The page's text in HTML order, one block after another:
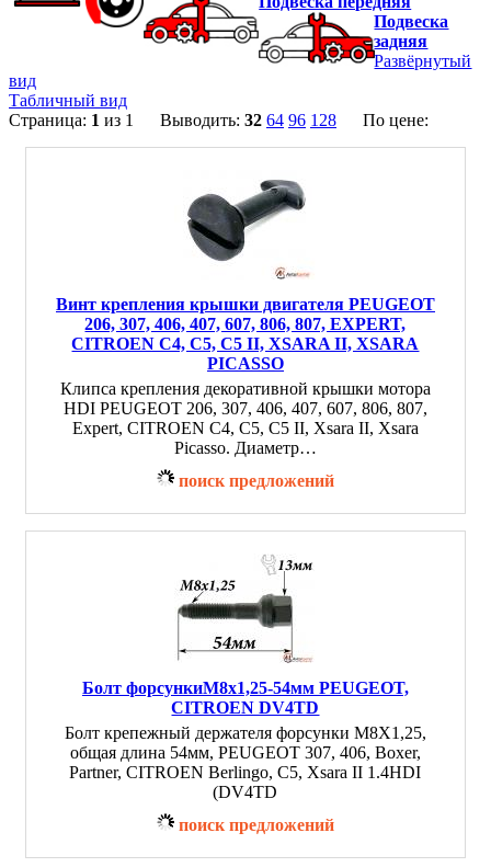
Подвеска
задняя
Развёрнутый
вид
Табличный вид
Страница: 1 из 1 Выводить: 32 64 96 128 По цене:
Винт крепления крышки двигателя PEUGEOT
206, 307, 406, 407, 607, 806, 807, EXPERT,
CITROEN C4, C5, C5 II, XSARA II, XSARA
PICASSO
Клипса крепления декоративной крышки мотора
HDI PEUGEOT 206, 307, 406, 407, 607, 806, 807,
Expert, CITROEN C4, C5, C5 II, Xsara II, Xsara
Picasso. Диаметр…
поиск предложений
Болт форсункиM8x1,25-54мм PEUGEOT,
CITROEN DV4TD
Болт крепежный держателя форсунки M8X1,25,
общая длина 54мм, PEUGEOT 307, 406, Boxer,
Partner, CITROEN Berlingo, C5, Xsara II 1.4HDI
(DV4TD
поиск предложений